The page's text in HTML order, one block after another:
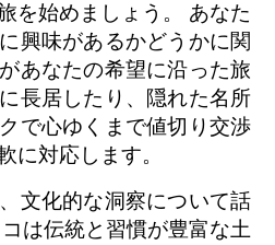
を始めましょう。 あなた
興味があるかどうかに関
あなたの希望に沿った旅
長居したり、隠れた名所
で心ゆくまで値切り交渉
に対応します。
文化的な洞察について話
は伝統と習慣が豊富な土